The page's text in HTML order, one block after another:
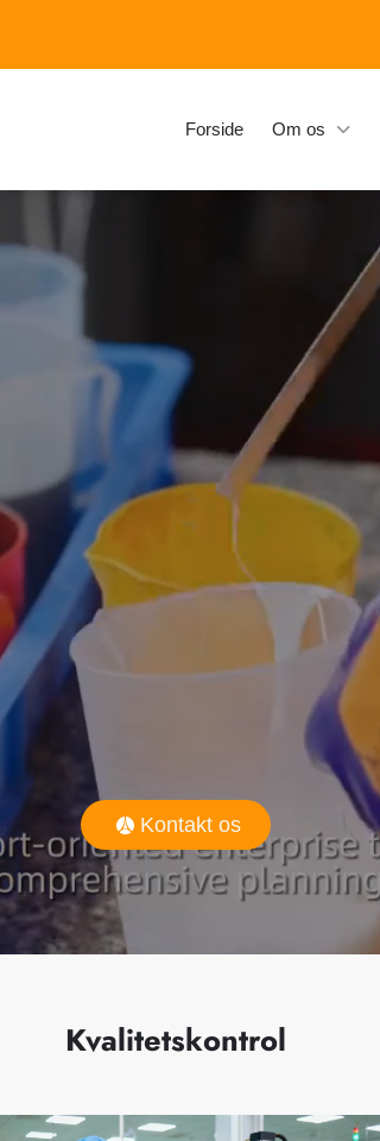
Forside Om os
Kontakt os
Kvalitetskontrol